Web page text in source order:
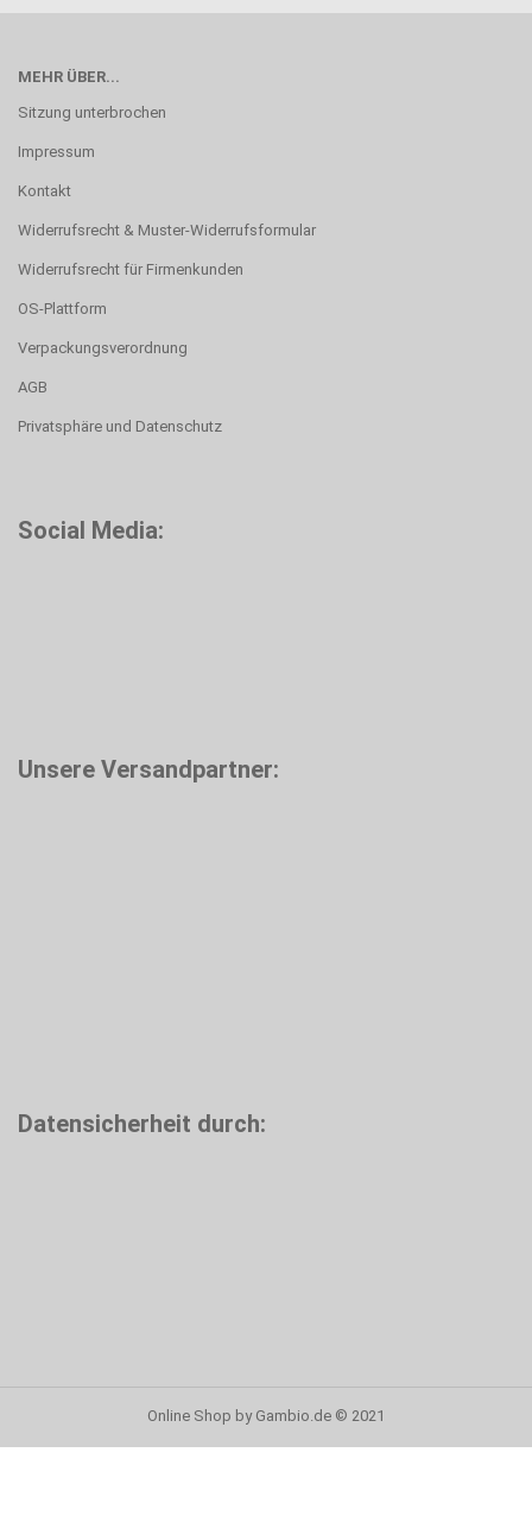
MEHR ÜBER...
Sitzung unterbrochen
Impressum
Kontakt
Widerrufsrecht & Muster-Widerrufsformular
Widerrufsrecht für Firmenkunden
OS-Plattform
Verpackungsverordnung
AGB
Privatsphäre und Datenschutz
Social Media:
Unsere Versandpartner:
Datensicherheit durch:
Online Shop by Gambio.de © 2021